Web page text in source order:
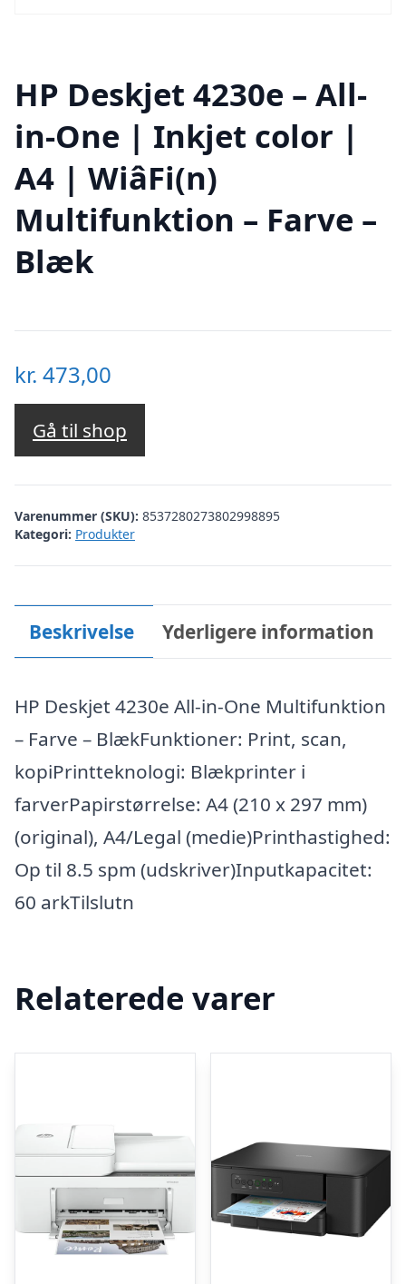
HP Deskjet 4230e – All-
in-One | Inkjet color |
A4 | WiâFi(n)
Multifunktion – Farve –
Blæk
kr. 473,00
Gå til shop
Varenummer (SKU): 8537280273802998895
Kategori: Produkter
Beskrivelse Yderligere information
HP Deskjet 4230e All-in-One Multifunktion
– Farve – BlækFunktioner: Print, scan,
kopiPrintteknologi: Blækprinter i
farverPapirstørrelse: A4 (210 x 297 mm)
(original), A4/Legal (medie)Printhastighed:
Op til 8.5 spm (udskriver)Inputkapacitet:
60 arkTilslutn
Relaterede varer